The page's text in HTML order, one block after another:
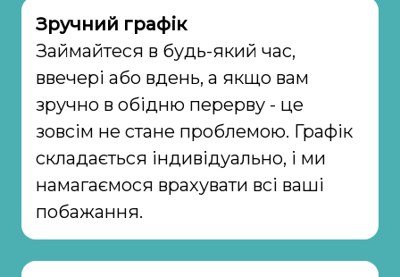
Зручний графік
Займайтеся в будь-який час,
ввечері або вдень, а якщо вам
зручно в обідню перерву - це
зовсім не стане проблемою. Графік
складається індивідуально, і ми
намагаємося врахувати всі ваші
побажання.